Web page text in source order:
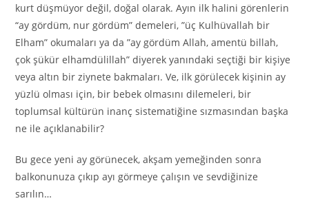
kurt düşmüyor değil, doğal olarak. Ayın ilk halini görenlerin
“ay gördüm, nur gördüm” demeleri, ”üç Kulhüvallah bir
Elham” okumaları ya da ”ay gördüm Allah, amentü billah,
çok şükür elhamdülillah” diyerek yanındaki seçtiği bir kişiye
veya altın bir ziynete bakmaları. Ve, ilk görülecek kişinin ay
yüzlü olması için, bir bebek olmasını dilemeleri, bir
toplumsal kültürün inanç sistematiğine sızmasından başka
ne ile açıklanabilir?
Bu gece yeni ay görünecek, akşam yemeğinden sonra
balkonunuza çıkıp ayı görmeye çalışın ve sevdiğinize
sarılın…